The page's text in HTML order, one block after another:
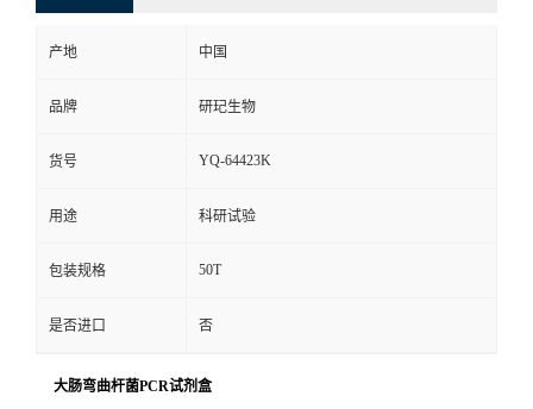
产地 中国
品牌 研玘生物
货号 YQ-64423K
用途 科研试验
包装规格 50T
是否进口 否
大肠弯曲杆菌PCR试剂盒